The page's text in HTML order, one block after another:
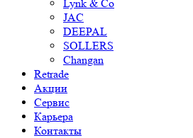
Lynk & Co
JAC
DEEPAL
SOLLERS
Changan
Retrade
Акции
Сервис
Карьера
Контакты